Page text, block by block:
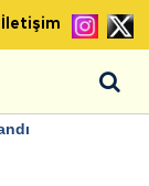
İletişim